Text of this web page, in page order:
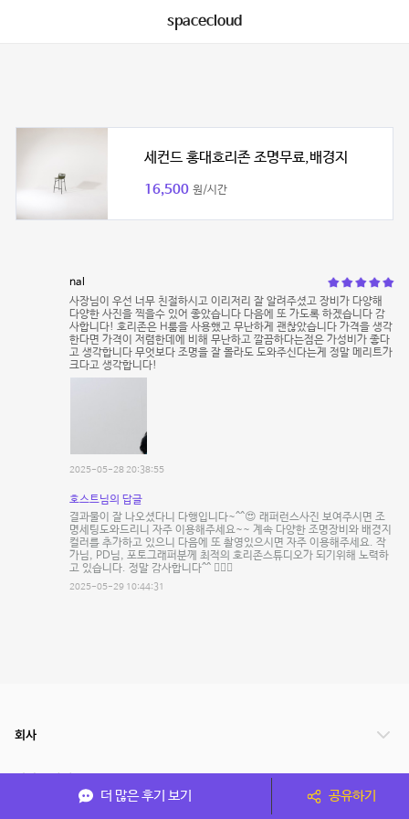
spacecloud
세컨드 홍대호리존 조명무료,배경지
16,500 원/시간
nal
사장님이 우선 너무 친절하시고 이리저리 잘 알려주셨고 장비가 다양해
다양한 사진을 찍을수 있어 좋았습니다 다음에 또 가도록 하겠습니다 감
사합니다! 호리존은 H룸을 사용했고 무난하게 괜찮았습니다 가격을 생각
한다면 가격이 저렴한데에 비해 무난하고 깔끔하다는점은 가성비가 좋다
고 생각합니다 무엇보다 조명을 잘 몰라도 도와주신다는게 정말 메리트가
크다고 생각합니다!
2025-05-28 20:38:55
호스트님의 답글
결과물이 잘 나오셨다니 다행입니다~^^😍 래퍼런스사진 보여주시면 조
명세팅도와드리니 자주 이용해주세요~~ 계속 다양한 조명장비와 배경지
컬러를 추가하고 있으니 다음에 또 촬영있으시면 자주 이용해주세요. 작
가님, PD님, 포토그래퍼분께 최적의 호리존스튜디오가 되기위해 노력하
고 있습니다. 정말 감사합니다^^ 🙇🏻‍♂️
2025-05-29 10:44:31
더 많은 후기 보기 공유하기
회사